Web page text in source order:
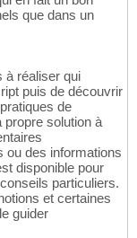
que dans un
à réaliser qui
puis de découvrir
de
propre solution à
ou des informations
disponible pour
particuliers.
et certaines
guider